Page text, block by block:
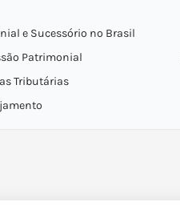
e Sucessório no Brasil
Patrimonial
Tributárias